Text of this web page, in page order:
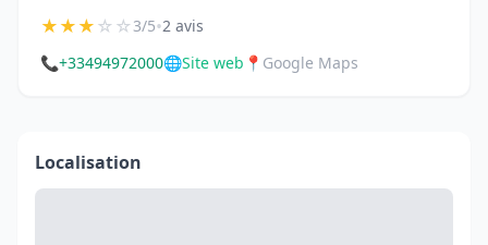
★★★☆☆3/5•2 avis
📞+33494972000🌐Site web 📍 Google Maps
Localisation